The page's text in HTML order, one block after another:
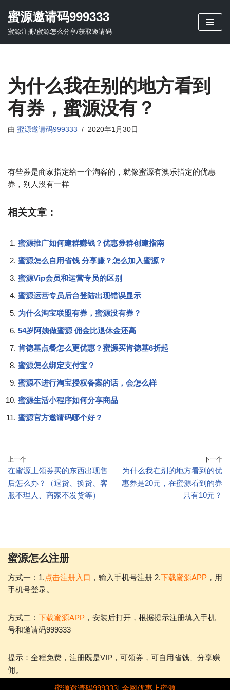
跳
蜜源邀请码999333
蜜源注册/蜜源怎么分享/获取邀请码
为什么我在别的地方看到
有券，蜜源没有？
由 蜜源邀请码999333 2020年1月30日
有些券是商家指定给一个淘客的，就像蜜源有澳乐指定的优惠
券，别人没有一样
相关文章：
蜜源推广如何建群赚钱？优惠券群创建指南
蜜源怎么自用省钱 分享赚？怎么加入蜜源？
蜜源Vip会员和运营专员的区别
蜜源运营专员后台登陆出现错误显示
为什么淘宝联盟有券，蜜源没有券？
54岁阿姨做蜜源 佣金比退休金还高
肯德基点餐怎么更优惠？蜜源买肯德基6折起
蜜源怎么绑定支付宝？
蜜源不进行淘宝授权备案的话，会怎么样
蜜源生活小程序如何分享商品
蜜源官方邀请码哪个好？
上一个
在蜜源上领券买的东西出现售
后怎么办？（退货、换货、客
服不理人、商家不发货等）
下一个
为什么我在别的地方看到的优
惠券是20元，在蜜源看到的券
只有10元？
蜜源怎么注册
方式一：1.点击注册入口 ，输入手机号注册 2.下载蜜源APP ，用
手机号登录。
方式二： 下载蜜源APP ，安装后打开，根据提示注册填入手机
号和邀请码999333
提示：全程免费，注册既是VIP，可领券，可自用省钱、分享赚
佣。
蜜源邀请码999333| 全网优惠上蜜源